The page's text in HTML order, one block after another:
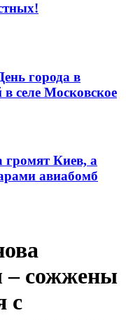
города в
селе Московское
громят Киев, а
авиабомб
сожжены
с